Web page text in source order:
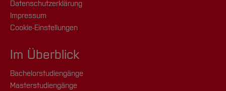
Datenschutzerklärung
Impressum
Cookie-Einstellungen
Im Überblick
Bachelorstudiengänge
Masterstudiengänge